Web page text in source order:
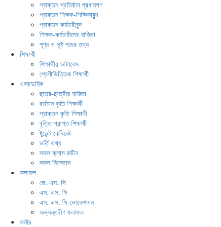
প্রাক্তন প্রতিষ্ঠান প্রধানগণ
প্রাক্তন শিক্ষক-শিক্ষিকাবৃন্দ
প্রাক্তন কর্মচারীবৃন্দ
শিক্ষক-কর্মচারীদের হাজিরা
শূণ্য ও সৃষ্ট পদের তথ্য
শিক্ষার্থী
শিক্ষার্থীর ডাটাবেস
শ্রেণীভিত্তিক শিক্ষার্থী
একাডেমিক
ছাত্র-ছাত্রীর হাজিরা
বর্তমান কৃতি শিক্ষার্থী
প্রাক্তন কৃতি শিক্ষার্থী
বৃত্তি প্রাপ্ত শিক্ষার্থী
ষ্টুডেন্ট কেবিনেট
ভর্তি তথ্য
সকল ক্লাস রুটিন
সকল সিলেবাস
ফলাফল
জে. এস. সি
এস. এস. সি
এস. এস. সি-ভোকেশনাল
অভ্যন্তরীণ ফলাফল
কর্নার